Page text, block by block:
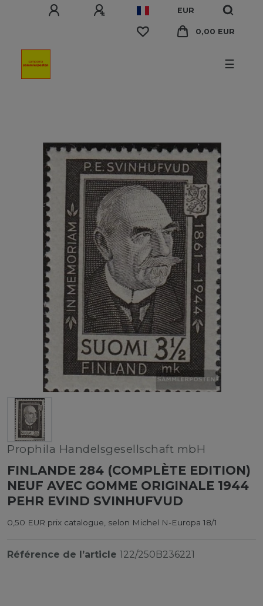
EUR
0,00 EUR
☰
Prophila Handelsgesellschaft mbH
FINLANDE 284 (COMPLÈTE EDITION)
NEUF AVEC GOMME ORIGINALE 1944
PEHR EVIND SVINHUFVUD
0,50 EUR prix catalogue, selon Michel N-Europa 18/1
Référence de l’article 122/250B236221